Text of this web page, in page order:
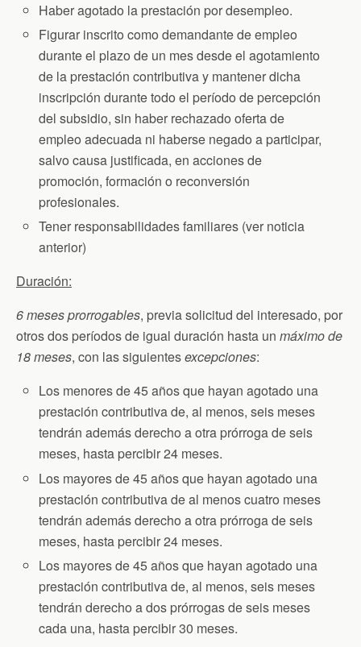
Haber agotado la prestación por desempleo.
Figurar inscrito como demandante de empleo
durante el plazo de un mes desde el agotamiento
de la prestación contributiva y mantener dicha
inscripción durante todo el período de percepción
del subsidio, sin haber rechazado oferta de
empleo adecuada ni haberse negado a participar,
salvo causa justificada, en acciones de
promoción, formación o reconversión
profesionales.
Tener responsabilidades familiares (ver noticia
anterior)
Duración:
6 meses prorrogables, previa solicitud del interesado, por
otros dos períodos de igual duración hasta un máximo de
18 meses, con las siguientesexcepciones:
Los menores de 45 años que hayan agotado una
prestación contributiva de, al menos, seis meses
tendrán además derecho a otra prórroga de seis
meses, hasta percibir 24 meses.
Los mayores de 45 años que hayan agotado una
prestación contributiva de al menos cuatro meses
tendrán además derecho a otra prórroga de seis
meses, hasta percibir 24 meses.
Los mayores de 45 años que hayan agotado una
prestación contributiva de, al menos, seis meses
tendrán derecho a dos prórrogas de seis meses
cada una, hasta percibir 30 meses.